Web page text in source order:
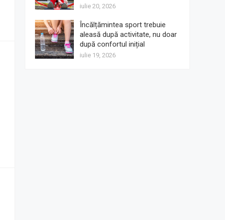
iulie 20, 2026
Încălțămintea sport trebuie
aleasă după activitate, nu doar
după confortul inițial
iulie 19, 2026